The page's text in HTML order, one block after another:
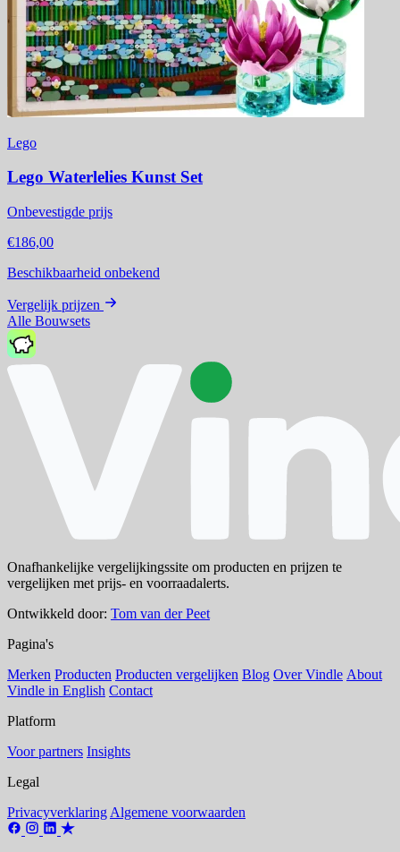
Lego
Lego Waterlelies Kunst Set
Onbevestigde prijs
€186,00
Beschikbaarheid onbekend
Vergelijk prijzen
Alle Bouwsets
Onafhankelijke vergelijkingssite om producten en prijzen te
vergelijken met prijs- en voorraadalerts.
Ontwikkeld door: Tom van der Peet
Pagina's
Merken Producten Producten vergelijken Blog Over Vindle About
Vindle in English Contact
Platform
Voor partners Insights
Legal
Privacyverklaring Algemene voorwaarden